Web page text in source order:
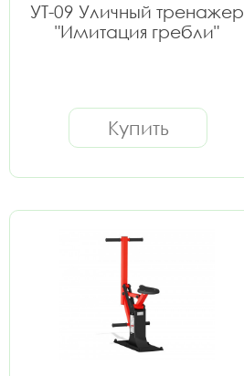
УТ-09 Уличный тренажер
"Имитация гребли"
Купить